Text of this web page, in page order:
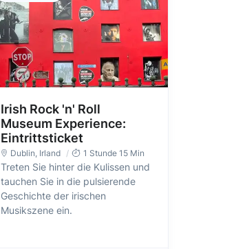
Irish Rock 'n' Roll
Museum Experience:
Eintrittsticket
Dublin , Irland 1 Stunde 15 Min
Treten Sie hinter die Kulissen und
tauchen Sie in die pulsierende
Geschichte der irischen
Musikszene ein.